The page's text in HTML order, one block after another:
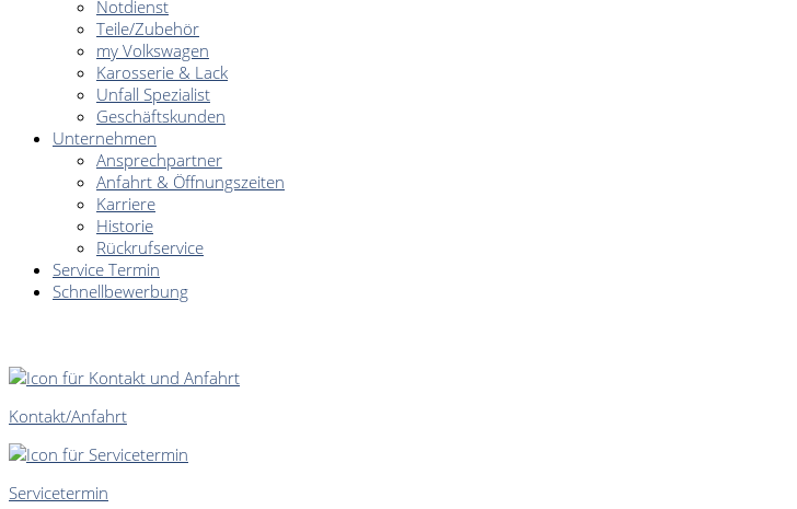
Notdienst
Teile/Zubehör
my Volkswagen
Karosserie & Lack
Unfall Spezialist
Geschäftskunden
Unternehmen
Ansprechpartner
Anfahrt & Öffnungszeiten
Karriere
Historie
Rückrufservice
Service Termin
Schnellbewerbung
Kontakt/Anfahrt
Servicetermin